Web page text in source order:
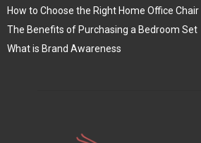
How to Choose the Right Home Office Chair
The Benefits of Purchasing a Bedroom Set
What is Brand Awareness